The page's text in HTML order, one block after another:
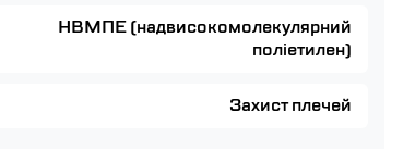
НВМПЕ (надвисокомолекулярний
поліетилен)
Захист плечей